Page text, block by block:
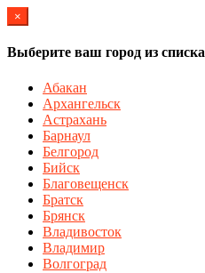
×
Выберите ваш город из списка
Абакан
Архангельск
Астрахань
Барнаул
Белгород
Бийск
Благовещенск
Братск
Брянск
Владивосток
Владимир
Волгоград